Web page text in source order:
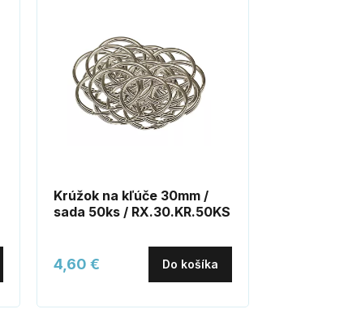
Krúžok na kľúče 30mm /
sada 50ks / RX.30.KR.50KS
4,60 € Do košíka